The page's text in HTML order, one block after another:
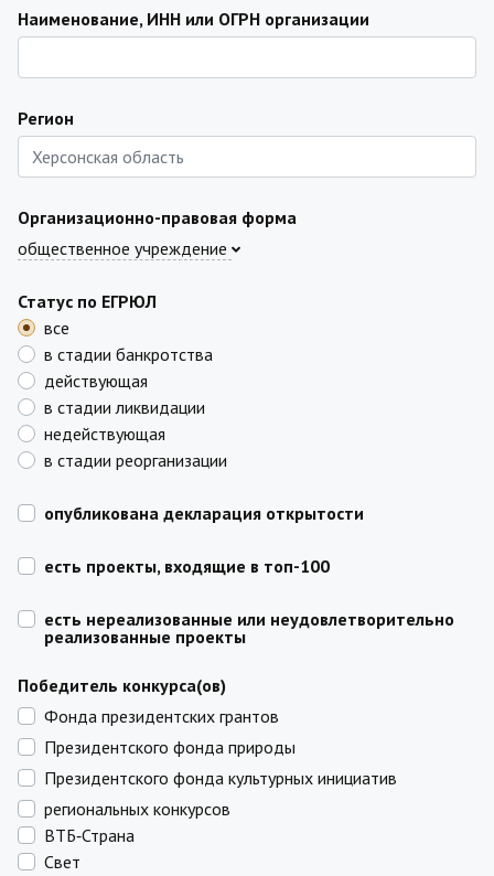
Наименование, ИНН или ОГРН организации
Регион
Организационно-правовая форма
общественное учреждение
Статус по ЕГРЮЛ
все
в стадии банкротства
действующая
в стадии ликвидации
недействующая
в стадии реорганизации
опубликована декларация открытости
есть проекты, входящие в топ-100
есть нереализованные или неудовлетворительно
реализованные проекты
Победитель конкурса(ов)
Фонда президентских грантов
Президентского фонда природы
Президентского фонда культурных инициатив
региональных конкурсов
ВТБ‑Страна
Свет